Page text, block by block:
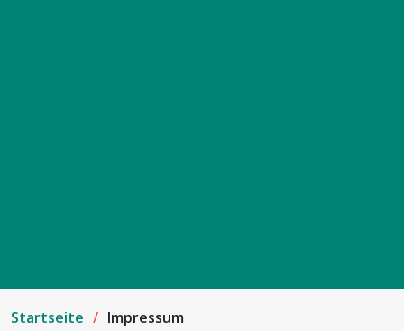
Startseite Impressum